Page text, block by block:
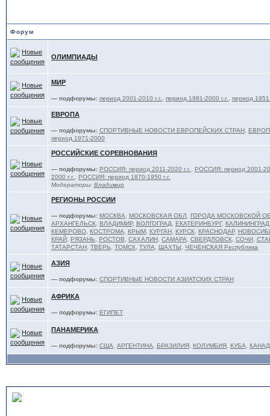
Форум
ОЛИМПИАДЫ
МИР
— подфорумы: период 2001-2010 г.г. период 1981-2000 г.г. период
ЕВРОПА
— подфорумы: СПОРТИВНЫЕ НОВОСТИ ЕВРОПЕЙСКИХ СТРАН,
период 1971-2000
РОССИЙСКИЕ СОРЕВНОВАНИЯ
— подфорумы: РОССИЯ: период 2011-2020 г.г.
РОССИЯ: период 2001-
2000 г.г.
РОССИЯ: период 1870-1950 г.г.
Модераторы: Владимир
РЕГИОНЫ РОССИИ
— подфорумы: МОСКВА МОСКОВСКАЯ ОБЛ
ГОРОДА МОСКОВСКОЙ
АРХАНГЕЛЬСК, ВЛАДИМИР, ВОЛГОГРАД ЕКАТЕРИНБУРГ, КАЛИНИНГРАД
КЕМЕРОВО, КОСТРОМА КРЫМ, КУРГАН, КУРСК, КРАСНОДАР,
КРАЙ, РЯЗАНЬ РОСТОВ САХАЛИН, САМАРА СВЕРДЛОВСК, СОЧИ,
ТАТАРСТАН, ТВЕРЬ ТОМСК, ТУЛА ШАХТЫ ЧЕЧЕНСКАЯ Республика
АЗИЯ
— подфорумы: СПОРТИВНЫЕ НОВОСТИ АЗИАТСКИХ СТРАН
АФРИКА
— подфорумы: ЕГИПЕТ
ПАНАМЕРИКА
— подфорумы: США АРГЕНТИНА БРАЗИЛИЯ, КОЛУМБИЯ, КУБА